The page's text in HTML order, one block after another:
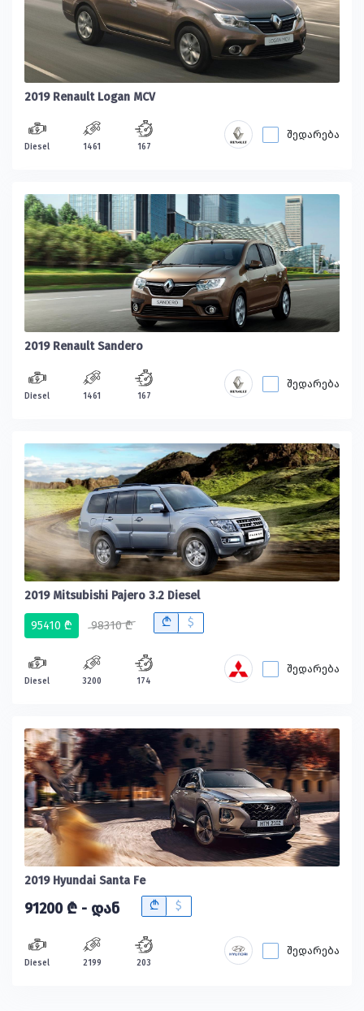
2019 Renault Logan MCV
Diesel 1461 167
შედარება
2019 Renault Sandero
Diesel 1461 167
შედარება
2019 Mitsubishi Pajero 3.2 Diesel
95410 ₾ 98310 ₾ B $
Diesel 3200 174
შედარება
2019 Hyundai Santa Fe
91200 ₾ - დან B $
Diesel 2199 203
შედარება